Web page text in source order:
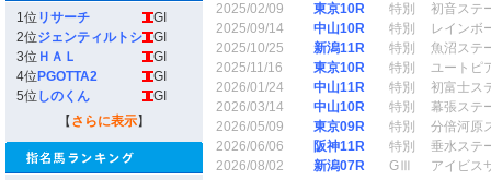
1位 リサーチ
GI
2位ジェンティルトシ
GI
3位 ＨＡＬ
GI
4位 PGOTTA2
GI
5位 しのくん
GI
【 さらに表示】
2025/02/09
東京10R 特別
初音ステ
2025/09/14
中山10R 特別
レインボ
2025/10/25
新潟11R 特別
魚沼ステ
2025/11/16
東京10R 特別
ユートピ
2026/01/24
中山11R 特別
初富士ス
2026/03/14
中山10R 特別
幕張ステ
2026/05/09
東京09R 特別
分倍河原
2026/06/06
阪神11R 特別
垂水ステ
2026/08/02
新潟07R GⅢ
アイビス